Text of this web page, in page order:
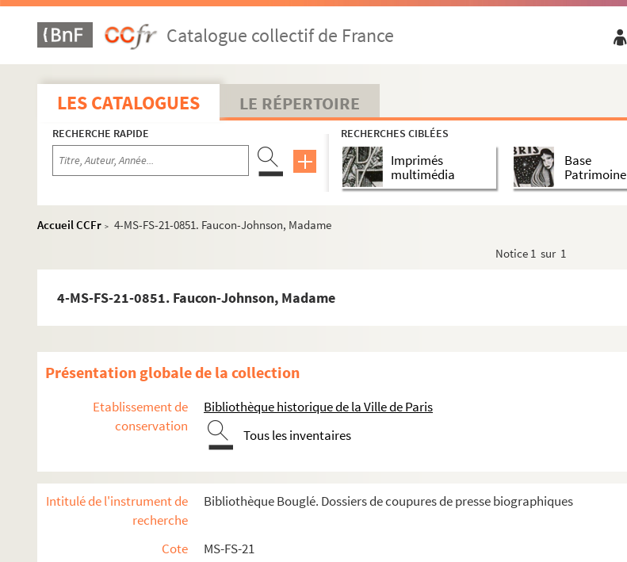
Catalogue collectif de France
LES CATALOGUES LE RÉPERTOIRE
RECHERCHE RAPIDE RECHERCHES CIBLÉES
Imprimés
multimédia
Base
Patrimoine
Accueil CCFr > 4-MS-FS-21-0851. Faucon-Johnson, Madame
Notice 1 sur 1
4-MS-FS-21-0851. Faucon-Johnson, Madame
Présentation globale de la collection
Etablissement de
conservation
Bibliothèque historique de la Ville de Paris
Tous les inventaires
Intitulé de l'instrument de
recherche
Bibliothèque Bouglé. Dossiers de coupures de presse biographiques
Cote
MS-FS-21
Chine
Confédération helvétique
Cuba
Danemark
Égypte
Espagne
1-MS-FS-21-01. Anthony, Susan Brownell (2)
4-MS-FS-21-0837. Blackwell, Elizabeth
4-MS-FS-21-0839. Buchanon, Grace
4-MS-FS-21-0840. Buck, Pearl Sydenstricker
4-MS-FS-21-0842. Catt, Carrie Chapman
4-MS-FS-21-0843. Chanler, Mrs